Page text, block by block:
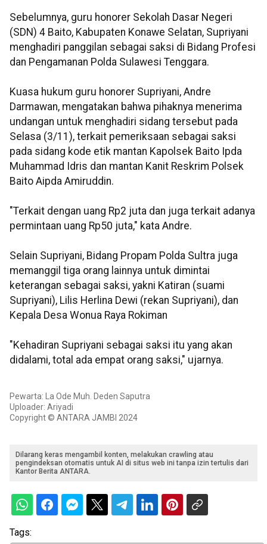
Sebelumnya, guru honorer Sekolah Dasar Negeri
(SDN) 4 Baito, Kabupaten Konawe Selatan, Supriyani
menghadiri panggilan sebagai saksi di Bidang Profesi
dan Pengamanan Polda Sulawesi Tenggara.
Kuasa hukum guru honorer Supriyani, Andre
Darmawan, mengatakan bahwa pihaknya menerima
undangan untuk menghadiri sidang tersebut pada
Selasa (3/11), terkait pemeriksaan sebagai saksi
pada sidang kode etik mantan Kapolsek Baito Ipda
Muhammad Idris dan mantan Kanit Reskrim Polsek
Baito Aipda Amiruddin.
"Terkait dengan uang Rp2 juta dan juga terkait adanya
permintaan uang Rp50 juta," kata Andre.
Selain Supriyani, Bidang Propam Polda Sultra juga
memanggil tiga orang lainnya untuk dimintai
keterangan sebagai saksi, yakni Katiran (suami
Supriyani), Lilis Herlina Dewi (rekan Supriyani), dan
Kepala Desa Wonua Raya Rokiman
"Kehadiran Supriyani sebagai saksi itu yang akan
didalami, total ada empat orang saksi," ujarnya.
Pewarta: La Ode Muh. Deden Saputra
Uploader: Ariyadi
Copyright © ANTARA JAMBI 2024
Dilarang keras mengambil konten, melakukan crawling atau
pengindeksan otomatis untuk AI di situs web ini tanpa izin tertulis dari
Kantor Berita ANTARA.
Tags: